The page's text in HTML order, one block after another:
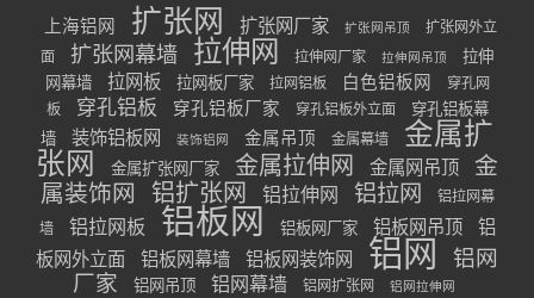
上海铝网 扩张网 扩张网厂家 扩张网吊顶
扩张网外立
面
扩张网幕墙 拉伸网 拉伸网厂家 拉伸网吊顶
拉伸
网幕墙
拉网板 拉网板厂家 拉网铝板 白色铝板网
穿孔网
板
穿孔铝板 穿孔铝板厂家 穿孔铝板外立面
穿孔铝板幕
墙
装饰铝板网 装饰铝网 金属吊顶 金属幕墙
金属扩
张网
金属扩张网厂家 金属拉伸网 金属网吊顶
金
属装饰网
铝扩张网 铝拉伸网 铝拉网
铝拉网幕
墙
铝拉网板 铝板网 铝板网厂家 铝板网吊顶
铝
板网外立面
铝板网幕墙 铝板网装饰网 铝网
铝网
厂家
铝网吊顶 铝网幕墙 铝网扩张网 铝网拉伸网